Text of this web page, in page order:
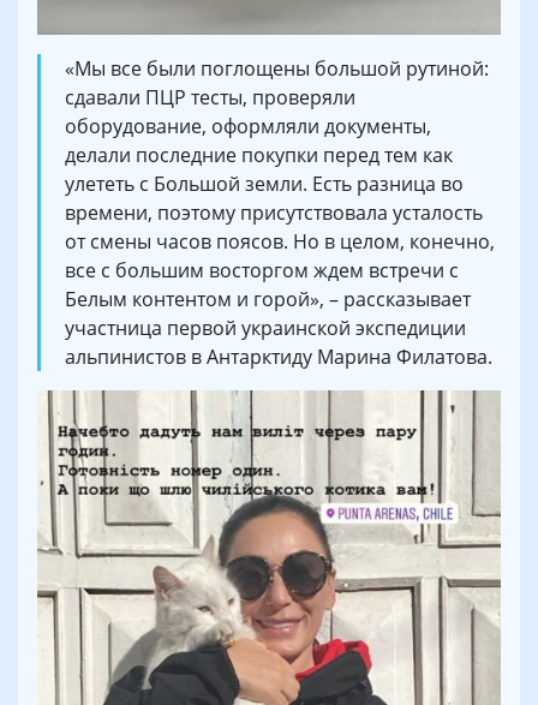
«Мы все были поглощены большой рутиной:
сдавали ПЦР тесты, проверяли
оборудование, оформляли документы,
делали последние покупки перед тем как
улететь с Большой земли. Есть разница во
времени, поэтому присутствовала усталость
от смены часов поясов. Но в целом, конечно,
все с большим восторгом ждем встречи с
Белым контентом и горой», – рассказывает
участница первой украинской экспедиции
альпинистов в Антарктиду Марина Филатова.